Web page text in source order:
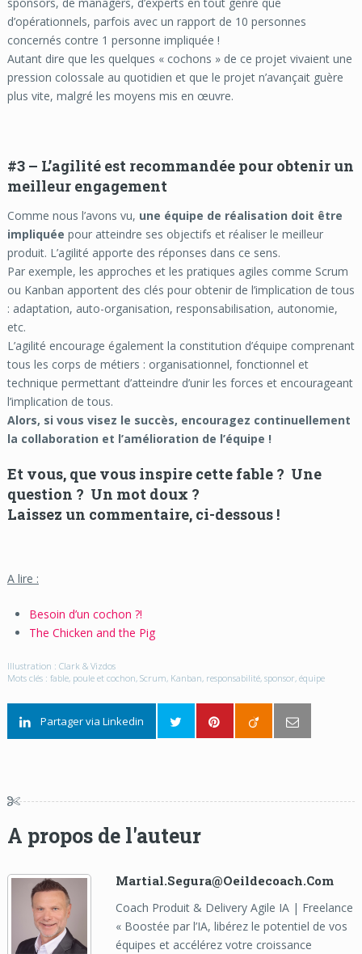
d’opérationnels, parfois avec un rapport de 10 personnes
concernés contre 1 personne impliquée !
Autant dire que les quelques « cochons » de ce projet vivaient une
pression colossale au quotidien et que le projet n’avançait guère
plus vite, malgré les moyens mis en œuvre.
#3 – L’agilité est recommandée pour obtenir un
meilleur engagement
Comme nous l’avons vu, une équipe de réalisation doit être
impliquée pour atteindre ses objectifs et réaliser le meilleur
produit. L’agilité apporte des réponses dans ce sens.
Par exemple, les approches et les pratiques agiles comme Scrum
ou Kanban apportent des clés pour obtenir de l’implication de tous
: adaptation, auto-organisation, responsabilisation, autonomie,
etc.
L’agilité encourage également la constitution d’équipe comprenant
tous les corps de métiers : organisationnel, fonctionnel et
technique permettant d’atteindre d’unir les forces et encourageant
l’implication de tous.
Alors, si vous visez le succès, encouragez continuellement
la collaboration et l’amélioration de l’équipe !
Et vous, que vous inspire cette fable ? Une
question ? Un mot doux ?
Laissez un commentaire, ci-dessous !
A lire :
Besoin d’un cochon ?!
The Chicken and the Pig
Illustration : Clark & Vizdos
Mots clés : fable, poule et cochon, Scrum, Kanban, responsabilité, sponsor, équipe
Partager via Linkedin
A propos de l'auteur
Martial.segura@oeildecoach.com
Coach Produit & Delivery Agile IA | Freelance
« Boostée par l’IA, libérez le potentiel de vos
équipes et accélérez votre croissance